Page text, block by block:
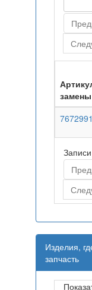
замены
Изделия,
запчасть